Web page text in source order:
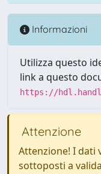
Informazioni
Utilizza questo
link a questo
https://
Attenzione
Attenzione! I dati
sottoposti a